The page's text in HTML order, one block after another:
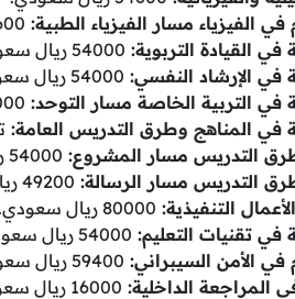
الفيزياء مسار الفيزياء الطبية: 54600
في القيادة التربوية: 54000 ريال سعودي.
في الإرشاد النفسي: 54000 ريال سعودي.
في التربية الخاصة مسار التوحد: 54000
في المناهج وطرق التدريس العامة:
التدريس مسار المشروع: 54000 ريال سعودي.
التدريس مسار الرسالة: 49200 ريال سعودي.
التنفيذية: 80000 ريال سعودي.
في تقنيات التعليم: 54000 ريال سعودي.
في الأمن السيبراني: 59400 ريال سعودي.
المراجعة الداخلية: 16000 ريال سعودي.